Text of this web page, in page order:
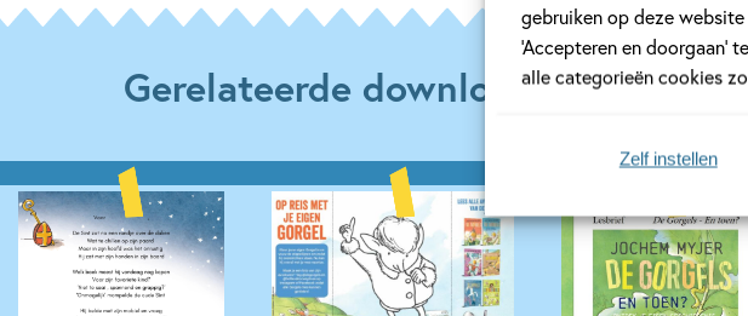
gebruiken op deze
‘Accepteren en
alle categorieën cookies
Zelf instellen
Gerelateerde downloads